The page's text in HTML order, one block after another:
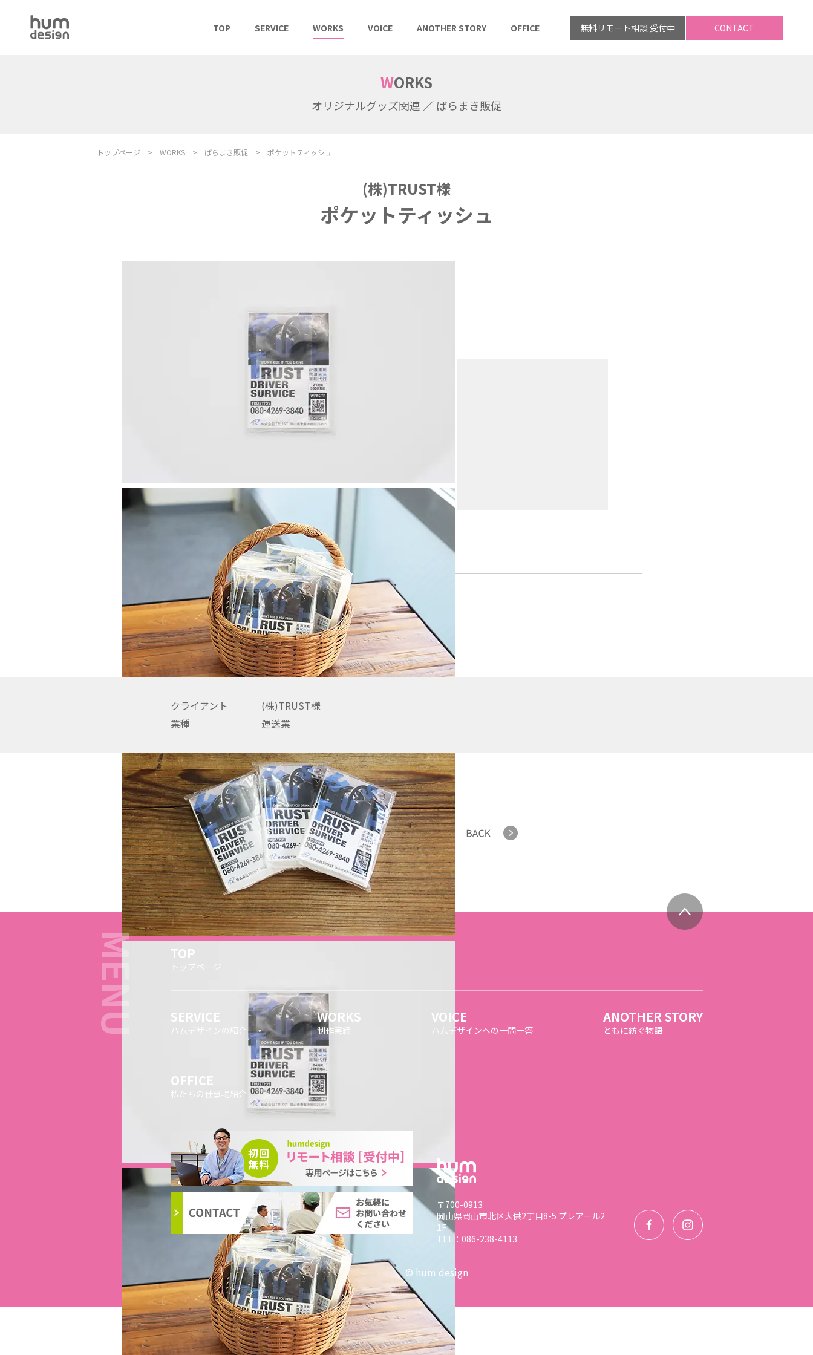
TOP SERVICE WORKS VOICE ANOTHER STORY OFFICE 無料リモート相談 受付中 CONTACT
WORKS
オリジナルグッズ関連 ／ ばらまき販促
トップページ > WORKS > ばらまき販促 > ポケットティッシュ
(株)TRUST様
ポケットティッシュ
Director
Hiroshi Sugii
Designer
Ikuo Ochi
クライアント
(株)TRUST様
業種
運送業
TOP
トップページ
SERVICE
ハムデザインの紹介
WORKS
制作実績
VOICE
ハムデザインへの一問一答
ANOTHER STORY
ともに紡ぐ物語
OFFICE
私たちの仕事場紹介
〒700-0913
岡山県岡山市北区大供2丁目8-5 プレアール2
1F
TEL：086-238-4113
© hum design